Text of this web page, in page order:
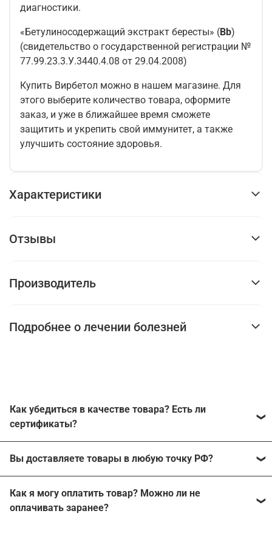
диагностики.
«Бетулиносодержащий экстракт бересты» (Bb)
(свидетельство о государственной регистрации №
77.99.23.3.У.3440.4.08 от 29.04.2008)
Купить Вирбетол можно в нашем магазине. Для
этого выберите количество товара, оформите
заказ, и уже в ближайшее время сможете
защитить и укрепить свой иммунитет, а также
улучшить состояние здоровья.
Характеристики
Отзывы
Производитель
Подробнее о лечении болезней
Как убедиться в качестве товара? Есть ли
сертификаты?
без каких-либо посредников. Каждый из
производителей может подтвердить работу с нашей
компанией, поэтому продажа неоригинальной
продукции исключена.
Вы доставляете товары в любую точку РФ?
пункт России, где есть пункты выдачи СДЭК или хотя
бы почтовое отделение.
Как я могу оплатить товар? Можно ли не
оплачивать заранее?